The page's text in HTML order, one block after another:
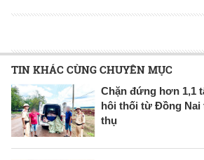
TIN KHÁC CÙNG CHUYÊN MỤC
Chặn đứng hơn 1,1
hôi thối từ Đồng Nai
thụ